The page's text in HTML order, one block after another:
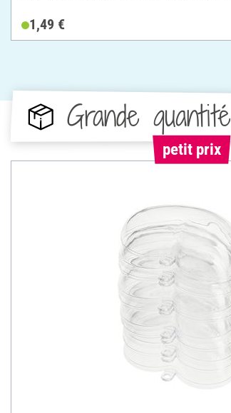
1,49 €
Grande quantité
petit prix